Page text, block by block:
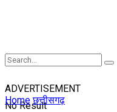
No Result
ADVERTISEMENT
Home छत्तीसगढ़